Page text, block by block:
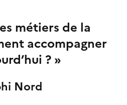
métiers de la
accompagner
? »
Nord